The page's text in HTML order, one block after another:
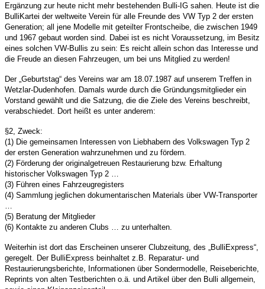
Ergänzung zur heute nicht mehr bestehenden Bulli-IG sahen. Heute ist die
BulliKartei der weltweite Verein für alle Freunde des VW Typ 2 der ersten
Generation; all jene Modelle mit geteilter Frontscheibe, die zwischen 1949
und 1967 gebaut worden sind. Dabei ist es nicht Voraussetzung, im Besitz
eines solchen VW-Bullis zu sein: Es reicht allein schon das Interesse und
die Freude an diesen Fahrzeugen, um bei uns Mitglied zu werden!
Der „Geburtstag“ des Vereins war am 18.07.1987 auf unserem Treffen in
Wetzlar-Dudenhofen. Damals wurde durch die Gründungsmitglieder ein
Vorstand gewählt und die Satzung, die die Ziele des Vereins beschreibt,
verabschiedet. Dort heißt es unter anderem:
§2, Zweck:
(1) Die gemeinsamen Interessen von Liebhabern des Volkswagen Typ 2
der ersten Generation wahrzunehmen und zu fördern.
(2) Förderung der originalgetreuen Restaurierung bzw. Erhaltung
historischer Volkswagen Typ 2 …
(3) Führen eines Fahrzeugregisters
(4) Sammlung jeglichen dokumentarischen Materials über VW-Transporter
(5) Beratung der Mitglieder
(6) Kontakte zu anderen Clubs … zu unterhalten.
Weiterhin ist dort das Erscheinen unserer Clubzeitung, des „BulliExpress“,
geregelt. Der BulliExpress beinhaltet z.B. Reparatur- und
Restaurierungsberichte, Informationen über Sondermodelle, Reiseberichte,
Reprints von alten Testberichten o.ä. und Artikel über den Bulli allgemein,